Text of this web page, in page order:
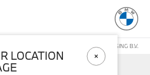
GESTITO DA STICHD SPORTMERCHANDISING B.V.
LOCATION